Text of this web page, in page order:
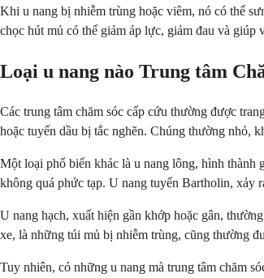
Khi u nang bị nhiễm trùng hoặc viêm, nó có thể
chọc hút mủ có thể giảm áp lực, giảm đau và
Loại u nang nào Trung tâm
Các trung tâm chăm sóc cấp cứu thường được
hoặc tuyến dầu bị tắc nghẽn. Chúng thường nhỏ,
Một loại phổ biến khác là u nang lông, hình thành
không quá phức tạp. U nang tuyến Bartholin, xảy
U nang hạch, xuất hiện gần khớp hoặc gân,
xe, là những túi mủ bị nhiễm trùng, cũng thường
Tuy nhiên, có những u nang mà trung tâm chăm